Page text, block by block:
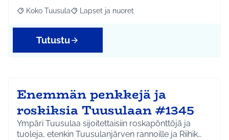
Rajaa tulokset aihepiirin mukaan: Koko Tuusula
Koko Tuusula Rajaa tulokset teeman mukaan: Lapset ja
Lapset ja nuoret
Tutustu
Enemmän penkkejä ja
roskiksia Tuusulaan #1345
Ympäri Tuusulaa sijoitettaisiin roskapönttöjä ja
tuoleja, etenkin Tuusulanjärven rannoille ja Riihik…